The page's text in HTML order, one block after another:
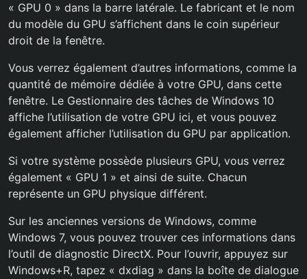
« GPU 0 » dans la barre latérale. Le fabricant et le nom
du modèle du GPU s’affichent dans le coin supérieur
droit de la fenêtre.
Vous verrez également d’autres informations, comme la
quantité de mémoire dédiée à votre GPU, dans cette
fenêtre. Le Gestionnaire des tâches de Windows 10
affiche l’utilisation de votre GPU ici, et vous pouvez
également afficher l’utilisation du GPU par application.
Si votre système possède plusieurs GPU, vous verrez
également « GPU 1 » et ainsi de suite. Chacun
représente un GPU physique différent.
Sur les anciennes versions de Windows, comme
Windows 7, vous pouvez trouver ces informations dans
l’outil de diagnostic DirectX. Pour l’ouvrir, appuyez sur
Windows+R, tapez « dxdiag » dans la boîte de dialogue